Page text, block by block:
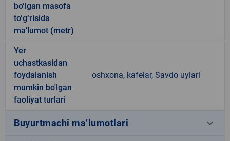
bo‘lgan masofa
to‘g‘risida
ma’lumot (metr)
Yer
uchastkasidan
foydalanish
mumkin bo'lgan
faoliyat turlari
oshxona, kafelar, Savdo uylari
Buyurtmachi ma’lumotlari keyboard_arrow_down